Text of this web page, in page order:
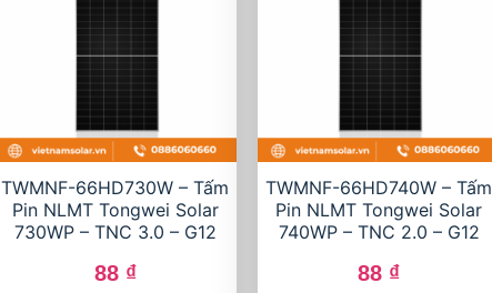
TWMNF-66HD730W – Tấm
Pin NLMT Tongwei Solar
730WP – TNC 3.0 – G12
88 ₫
TWMNF-66HD740W – Tấm
Pin NLMT Tongwei Solar
740WP – TNC 2.0 – G12
88 ₫